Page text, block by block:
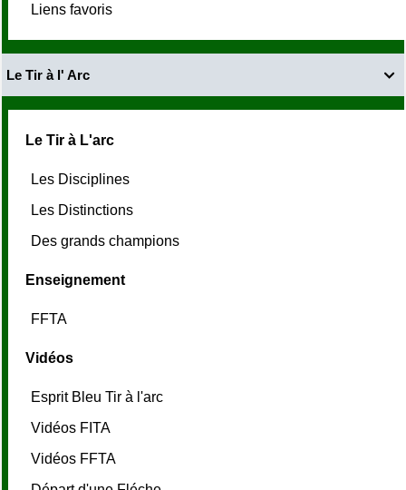
Liens favoris

Le Tir à l' Arc
Le Tir à L'arc
Les Disciplines
Les Distinctions
Des grands champions
Enseignement
FFTA
Vidéos
Esprit Bleu Tir à l'arc
Vidéos FITA
Vidéos FFTA